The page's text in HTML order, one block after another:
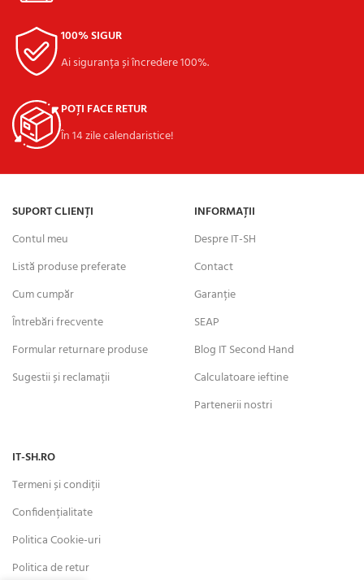
100% SIGUR
Ai siguranța și încredere 100%.
POȚI FACE RETUR
În 14 zile calendaristice!
SUPORT CLIENȚI
Contul meu
Listă produse preferate
Cum cumpăr
Întrebări frecvente
Formular returnare produse
Sugestii și reclamații
INFORMAȚII
Despre IT-SH
Contact
Garanție
SEAP
Blog IT Second Hand
Calculatoare ieftine
Partenerii nostri
IT-SH.RO
Termeni și condiții
Confidențialitate
Politica Cookie-uri
Politica de retur